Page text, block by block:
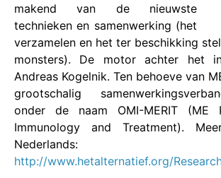
makend van de nieuwste
technieken en samenwerking (het
verzamelen en het ter beschikking
monsters). De motor achter het
Andreas Kogelnik. Ten behoeve van
grootschalig
onder de naam OMI-MERIT (ME
Immunology and Treatment).
Nederlands:
http://www.hetalternatief.org/